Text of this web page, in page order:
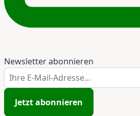
Newsletter abonnieren
Ihre E-Mail-Adresse...
Jetzt abonnieren